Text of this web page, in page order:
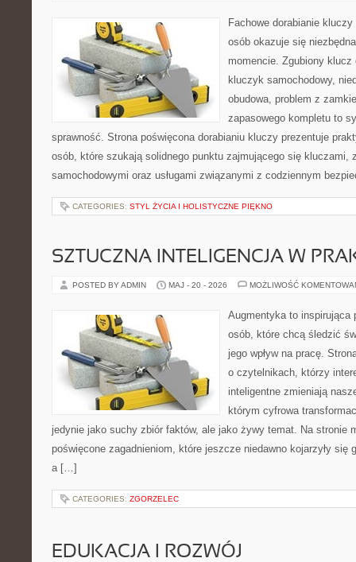
Fachowe dorabianie
osób okazuje się
momencie. Zgubiony
kluczyk samochodowy,
obudowa, problem z
zapasowego kompletu to
sprawność. Strona poświęcona dorabianiu kluczy prezentuje
osób, które szukają solidnego punktu zajmującego się kluczami,
samochodowymi oraz usługami związanymi z codziennym
CATEGORIES: STYL ŻYCIA I HOLISTYCZNE PIĘKNO
SZTUCZNA INTELIGENCJA W
POSTED BY ADMIN MAJ - 20 - 2026 MOŻLIWOŚĆ
Augmentyka to inspirująca
osób, które chcą śledzić
jego wpływ na pracę.
o czytelnikach, którzy
inteligentne zmieniają
którym cyfrowa
jedynie jako suchy zbiór faktów, ale jako żywy temat. Na stronie
poświęcone zagadnieniom, które jeszcze niedawno kojarzyły się
a […]
CATEGORIES: ZGORZELEC
EDUKACJA I ROZWÓJ